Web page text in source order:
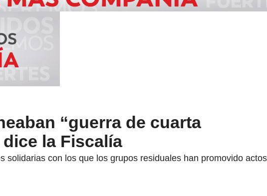
“guerra de cuarta
la Fiscalía
solidarias con los que los grupos residuales han promovido